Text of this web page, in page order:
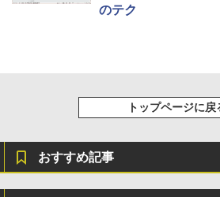
のテク
トップページに戻
おすすめ記事